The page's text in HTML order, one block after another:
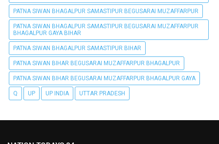
PATNA SIWAN BHAGALPUR SAMASTIPUR BEGUSARAI MUZAFFARPUR
PATNA SIWAN BHAGALPUR SAMASTIPUR BEGUSARAI MUZAFFARPUR
BHAGALPUR GAYA BIHAR
PATNA SIWAN BHAGALPUR SAMASTIPUR BIHAR
PATNA SIWAN BIHAR BEGUSARAI MUZAFFARPUR BHAGALPUR
PATNA SIWAN BIHAR BEGUSARAI MUZAFFARPUR BHAGALPUR GAYA
Q UP UP INDIA UTTAR PRADESH